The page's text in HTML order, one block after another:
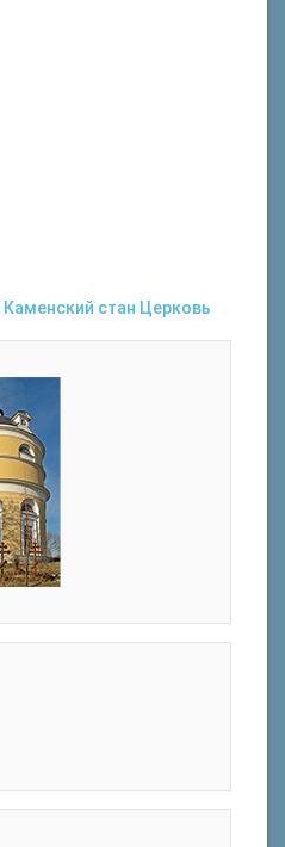
Каменский стан Церковь